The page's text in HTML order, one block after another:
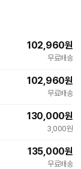
102,960원
무료배송
102,960원
무료배송
130,000원
3,000원
135,000원
무료배송